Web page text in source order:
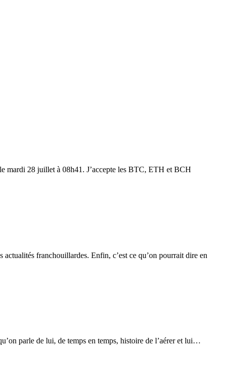
mardi 28 juillet à 08h41. J’accepte les BTC, ETH et BCH
franchouillardes. Enfin, c’est ce qu’on pourrait dire en
parle de lui, de temps en temps, histoire de l’aérer et lui…